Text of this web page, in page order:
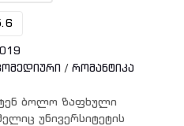
/ რომანტიკა
ბოლო ზაფხული
უნივერსიტეტის